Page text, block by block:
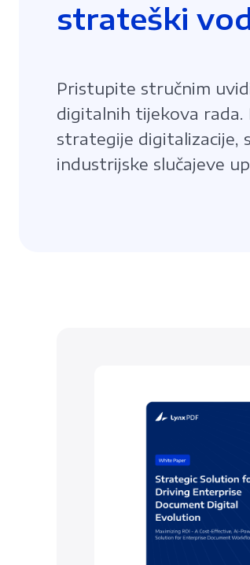
strateški
Pristupite stručnim
digitalnih tijekova
strategije digitalizacije,
industrijske slučajeve